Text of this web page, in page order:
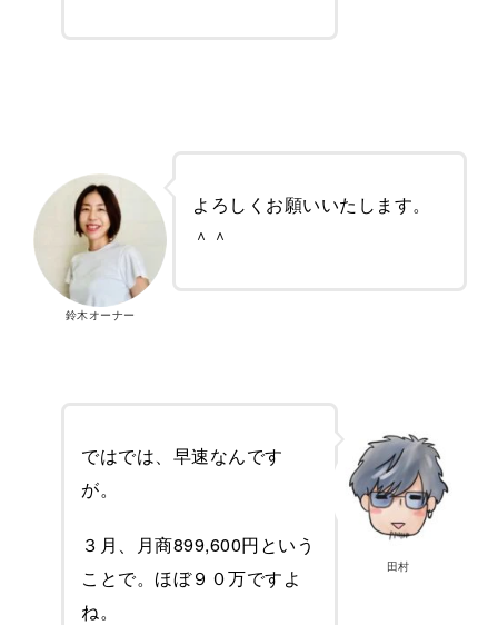
よろしくお願いいたします。
＾＾
鈴木オーナー
ではでは、早速なんです
が。
３月、月商899,600円という
ことで。ほぼ９０万ですよ
ね。
田村